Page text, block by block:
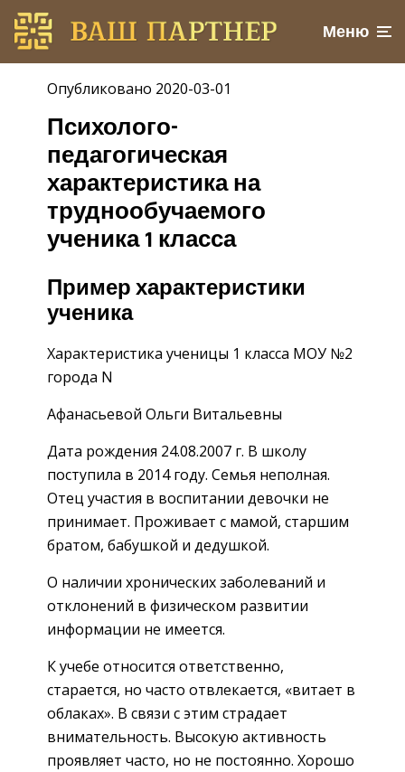
Меню
Опубликовано 2020-03-01
Психолого-
педагогическая
характеристика на
труднообучаемого
ученика 1 класса
Пример характеристики
ученика
Характеристика ученицы 1 класса МОУ №2
города N
Афанасьевой Ольги Витальевны
Дата рождения 24.08.2007 г. В школу
поступила в 2014 году. Семья неполная.
Отец участия в воспитании девочки не
принимает. Проживает с мамой, старшим
братом, бабушкой и дедушкой.
О наличии хронических заболеваний и
отклонений в физическом развитии
информации не имеется.
К учебе относится ответственно,
старается, но часто отвлекается, «витает в
облаках». В связи с этим страдает
внимательность. Высокую активность
проявляет часто, но не постоянно. Хорошо